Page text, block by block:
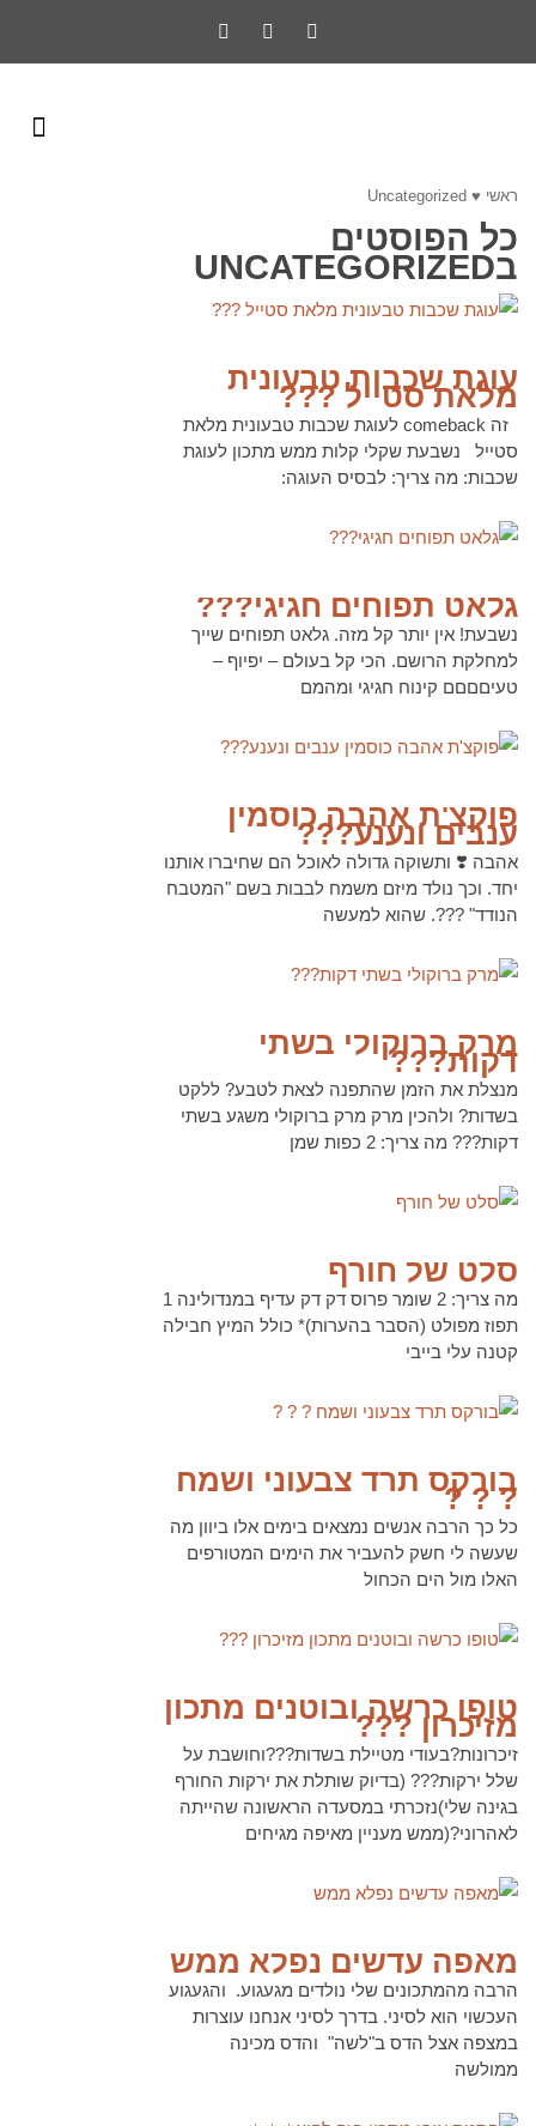
ראשי ♥
Uncategorized
כל הפוסטים
בUNCATEGORIZED
עוגת שכבות טבעונית
מלאת סטייל ???
זה comeback לעוגת שכבות טבעונית מלאת
סטייל נשבעת שקלי קלות ממש מתכון לעוגת
שכבות: מה צריך: לבסיס העוגה:
גלאט תפוחים חגיגי???
נשבעת! אין יותר קל מזה. גלאט תפוחים שייך
למחלקת הרושם. הכי קל בעולם – יפיוף –
טעיםםםם קינוח חגיגי ומהמם
פוקצ'ת אהבה כוסמין
ענבים ונענע???
אהבה ❣️ ותשוקה גדולה לאוכל הם שחיברו אותנו
יחד. וכך נולד מיזם משמח לבבות בשם "המטבח
הנודד" ???. שהוא למעשה
מרק ברוקולי בשתי
דקות???
מנצלת את הזמן שהתפנה לצאת לטבע? ללקט
בשדות? ולהכין מרק מרק ברוקולי משגע בשתי
דקות??? מה צריך: 2 כפות שמן
סלט של חורף
מה צריך: 2 שומר פרוס דק דק עדיף במנדולינה 1
תפוז מפולט (הסבר בהערות)* כולל המיץ חבילה
קטנה עלי בייבי
בורקס תרד צבעוני ושמח
? ? ?
כל כך הרבה אנשים נמצאים בימים אלו ביוון מה
שעשה לי חשק להעביר את הימים המטורפים
האלו מול הים הכחול
טופו כרשה ובוטנים מתכון
מזיכרון ???
זיכרונות?בעודי מטיילת בשדות???וחושבת על
שלל ירקות??? (בדיוק שותלת את ירקות החורף
בגינה שלי)נזכרתי במסעדה הראשונה שהייתה
לאהרוני?(ממש מעניין מאיפה מגיחים
מאפה עדשים נפלא ממש
הרבה מהמתכונים שלי נולדים מגעגוע. והגעגוע
העכשוי הוא לסיני. בדרך לסיני אנחנו עוצרות
במצפה אצל הדס ב"לשה" והדס מכינה
ממולשה